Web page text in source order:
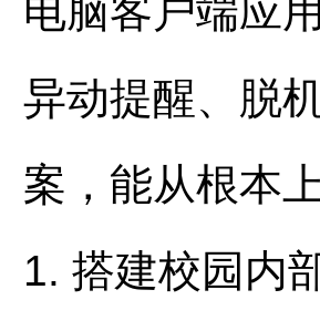
电脑客户端应
异动提醒、脱
案，能从根本
1. 搭建校园内